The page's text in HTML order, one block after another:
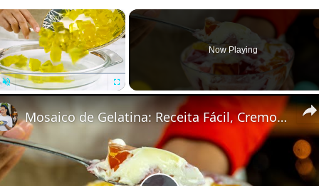
×
Unmute Fullscreen
Now Playing
Mosaico de Gelatina: Receita Fácil, Cremosa e Colorida